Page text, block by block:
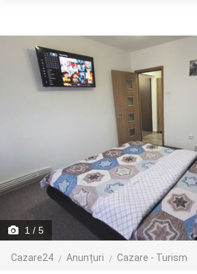
1 / 5
Cazare24 Anunțuri Cazare - Turism